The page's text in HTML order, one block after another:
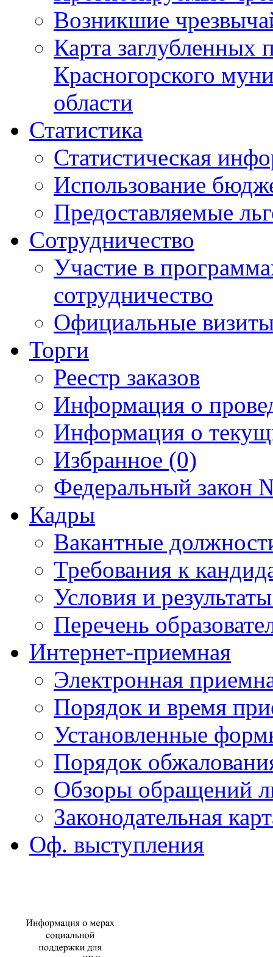
Возникшие
Карта
Красногорского
области
Статистика
Статистическая
Использование
Предоставляемые
Сотрудничество
Участие в
сотрудничество
Официальные
Торги
Реестр заказов
Информация о
Информация о
Избранное (0)
Федеральный закон
Кадры
Вакантные
Требования к
Условия и
Перечень
Интернет-приемная
Электронная
Порядок и время
Установленные
Порядок
Обзоры обращений
Законодательная
Оф. выступления